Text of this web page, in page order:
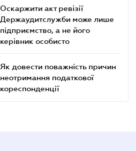
Оскаржити акт ревізії
Держаудитслужби може лише
підприємство, а не його
керівник особисто
Як довести поважність причин
неотримання податкової
кореспонденції